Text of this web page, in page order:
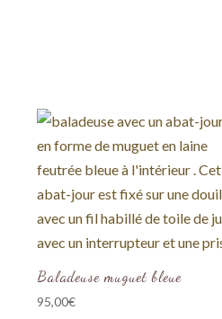
Baladeuse muguet bleue
95,00€